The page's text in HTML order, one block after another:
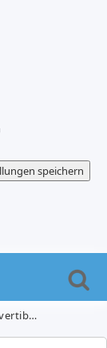
speichern
(VG: 598,99€)